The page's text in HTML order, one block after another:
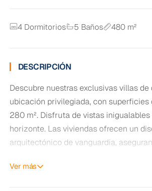
4 Dormitorios 5 Baños 480 m²
DESCRIPCIÓN
Descubre nuestras exclusivas villas de
ubicación privilegiada, con superficies
280 m². Disfruta de vistas
horizonte. Las viviendas ofrecen un
arquitectónico de vanguardia,
Ver más